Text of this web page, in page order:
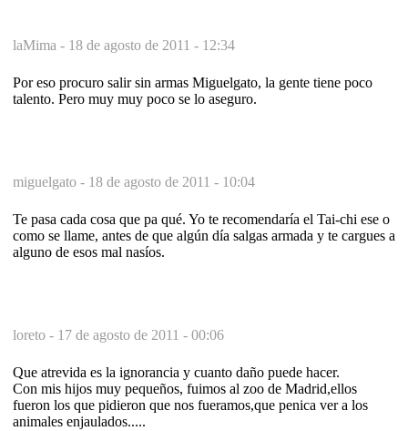
laMima - 18 de agosto de 2011 - 12:34
Por eso procuro salir sin armas Miguelgato, la gente tiene poco
talento. Pero muy muy poco se lo aseguro.
miguelgato - 18 de agosto de 2011 - 10:04
Te pasa cada cosa que pa qué. Yo te recomendaría el Tai-chi ese o
como se llame, antes de que algún día salgas armada y te cargues a
alguno de esos mal nasíos.
loreto - 17 de agosto de 2011 - 00:06
Que atrevida es la ignorancia y cuanto daño puede hacer.
Con mis hijos muy pequeños, fuimos al zoo de Madrid,ellos
fueron los que pidieron que nos fueramos,que penica ver a los
animales enjaulados.....